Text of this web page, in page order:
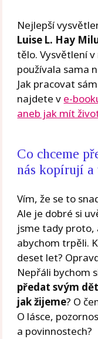
Nejlepší
Luise L. Hay
tělo. Vysvětlení
používala sama
Jak pracovat
najdete v e-
aneb jak mít
Co chceme
nás kopírují a
Vím, že se to
Ale je dobré si
jsme tady proto,
abychom trpěli.
deset let?
Nepřáli bychom
předat svým
jak žijeme? O
O lásce,
a povinnostech?